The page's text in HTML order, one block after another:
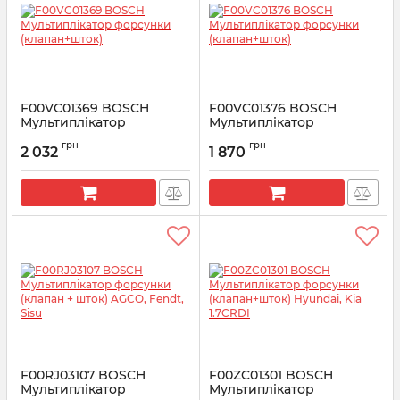
F00VC01369 BOSCH
Мультиплікатор
Артикул:
2 032 грн
F00VC01376 BOSCH
Мультиплікатор
Артикул:
1 870 грн
F00RJ03107 BOSCH
Мультиплікатор
F00ZC01301 BOSCH
Мультиплікатор